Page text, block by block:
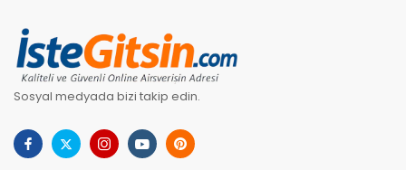
Sosyal medyada bizi takip edin.